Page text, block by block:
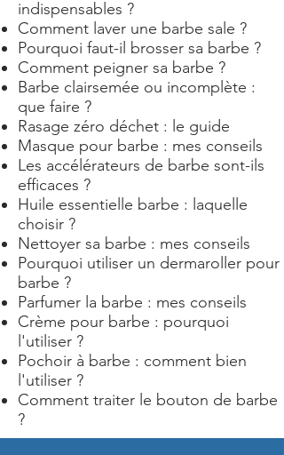
indispensables ?
Comment laver une barbe sale ?
Pourquoi faut-il brosser sa barbe ?
Comment peigner sa barbe ?
Barbe clairsemée ou incomplète :
que faire ?
Rasage zéro déchet : le guide
Masque pour barbe : mes conseils
Les accélérateurs de barbe sont-ils
efficaces ?
Huile essentielle barbe : laquelle
choisir ?
Nettoyer sa barbe : mes conseils
Pourquoi utiliser un dermaroller pour
barbe ?
Parfumer la barbe : mes conseils
Crème pour barbe : pourquoi
l'utiliser ?
Pochoir à barbe : comment bien
l'utiliser ?
Comment traiter le bouton de barbe
?